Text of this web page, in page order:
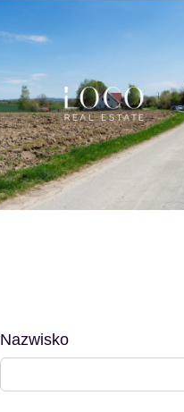
Nazwisko